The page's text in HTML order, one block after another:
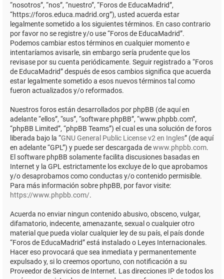
“nosotros”, “nos”, “nuestro”, “Foros de EducaMadrid”,
“https://foros.educa.madrid.org”), usted acuerda estar
legalmente sometido a los siguientes términos. En caso contrario
por favor no se registre y/o use “Foros de EducaMadrid”.
Podemos cambiar estos términos en cualquier momento e
intentaríamos avisarle, sin embargo sería prudente que los
revisase por su cuenta periódicamente. Seguir registrado a “Foros
de EducaMadrid” después de esos cambios significa que acuerda
estar legalmente sometido a esos nuevos términos tal como
fueron actualizados y/o reformados.
Nuestros foros están desarrollados por phpBB (de aquí en
adelante “ellos”, “sus”, “software phpBB”, “www.phpbb.com”,
“phpBB Limited”, “phpBB Teams”) el cual es una solución de foros
liberada bajo la “GNU General Public License v2 en Ingles” (de aquí
en adelante “GPL”) y puede ser descargada dewww.phpbb.com.
El software phpBB solamente facilita discusiones basadas en
Internet y la GPL estrictamente los excluye de lo que aprobamos
y/o desaprobamos como conductas y/o contenido permisible.
Para más información sobre phpBB, por favor visite:
https://www.phpbb.com/.
Acuerda no enviar ningun contenido abusivo, obsceno, vulgar,
difamatorio, indecente, amenazante, sexual o cualquier otro
material que pueda violar cualquier ley de su país, el país donde
“Foros de EducaMadrid” está instalado o Leyes Internacionales.
Hacer eso provocará que sea inmediata y permanentemente
expulsado y, si lo creemos oportuno, con notificación a su
Proveedor de Servicios de Internet. Las direcciones IP de todos los